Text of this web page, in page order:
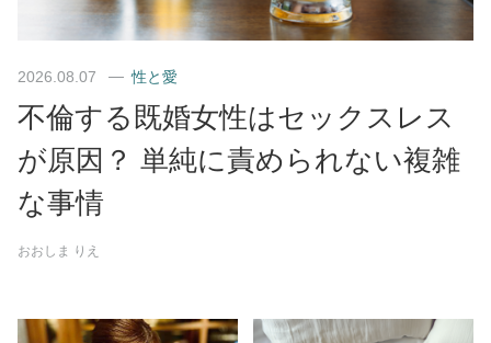
2026.08.07 性と愛
不倫する既婚女性はセックスレス
が原因？ 単純に責められない複雑
な事情
おおしま りえ